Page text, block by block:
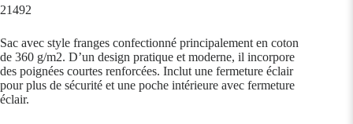
21492
Sac avec style franges confectionné principalement en coton
de 360 g/m2. D’un design pratique et moderne, il incorpore
des poignées courtes renforcées. Inclut une fermeture éclair
pour plus de sécurité et une poche intérieure avec fermeture
éclair.